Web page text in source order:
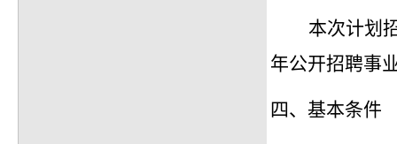
本次计划
年公开招聘事
四、 基本条件